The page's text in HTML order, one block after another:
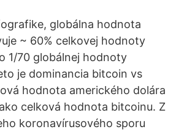
globálna hodnota
~ 60% celkovej hodnoty
1/70 globálnej hodnoty
je dominancia bitcoin vs
hodnota amerického dolára
celková hodnota bitcoinu. Z
koronavírusového sporu